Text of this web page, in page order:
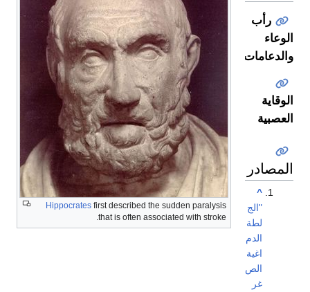
Hippocrates first described the sudden paralysis
that is often associated with stroke.
رأب
الوعاء
والدعامات
الوقاية
العصبية
المصادر
^
"الج
لطة
الدم
اغية
الص
غر